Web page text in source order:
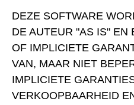
DEZE SOFTWARE
DE AUTEUR "AS IS" EN
OF IMPLICIETE
VAN, MAAR NIET
IMPLICIETE
VERKOOPBAARHEID